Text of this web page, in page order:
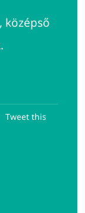
középső
Tweet this